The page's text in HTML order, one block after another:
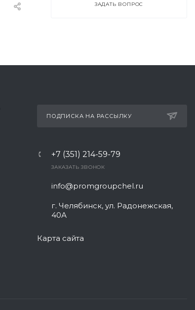
ЗАДАТЬ ВОПРОС
ПОДПИСКА НА РАССЫЛКУ
+7 (351) 214-59-79
ЗАКАЗАТЬ ЗВОНОК
info@promgroupchel.ru
г. Челябинск, ул. Радонежская,
40А
Карта сайта